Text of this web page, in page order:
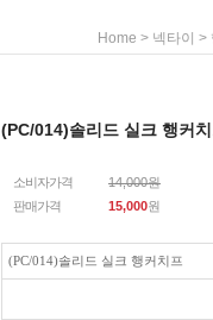
Home > 넥타이 >
(PC/014)솔리드 실크 행커
소비자가격
14,000원
판매가격
15,000원
(PC/014)솔리드 실크 행커치프